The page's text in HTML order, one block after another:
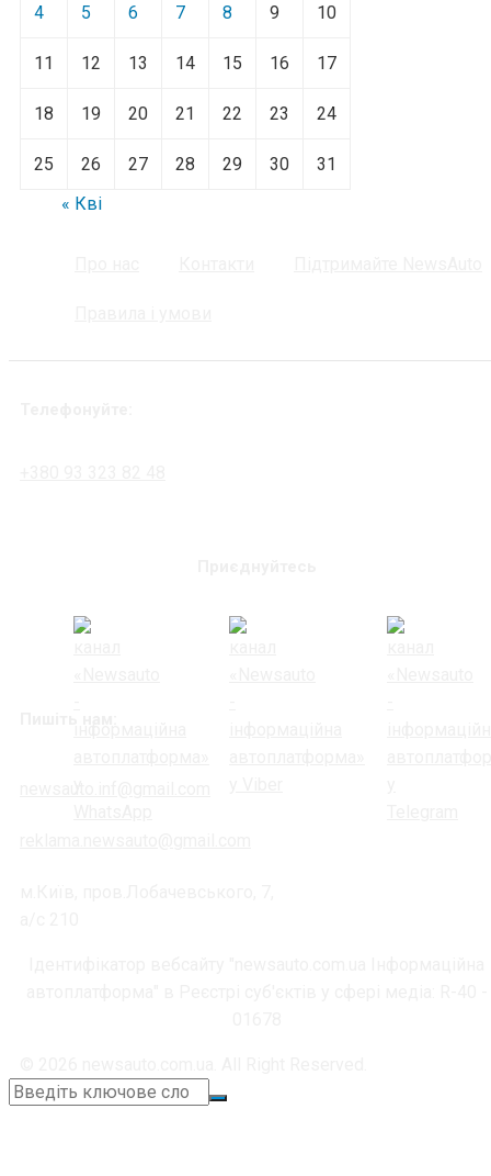
4 5 6 7 8 9 10
11 12 13 14 15 16 17
18 19 20 21 22 23 24
25 26 27 28 29 30
31
« Кві